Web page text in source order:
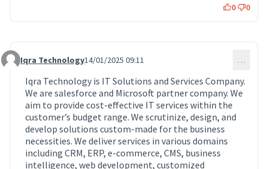
0 0
Commentaire 1542
Iqra Technology14/01/2025 09:11 …
Iqra Technology is IT Solutions and Services Company.
We are salesforce and Microsoft partner company. We
aim to provide cost-effective IT services within the
customer’s budget range. We scrutinize, design, and
develop solutions custom-made for the business
necessities. We deliver services in various domains
including CRM, ERP, e-commerce, CMS, business
intelligence, web development, customized